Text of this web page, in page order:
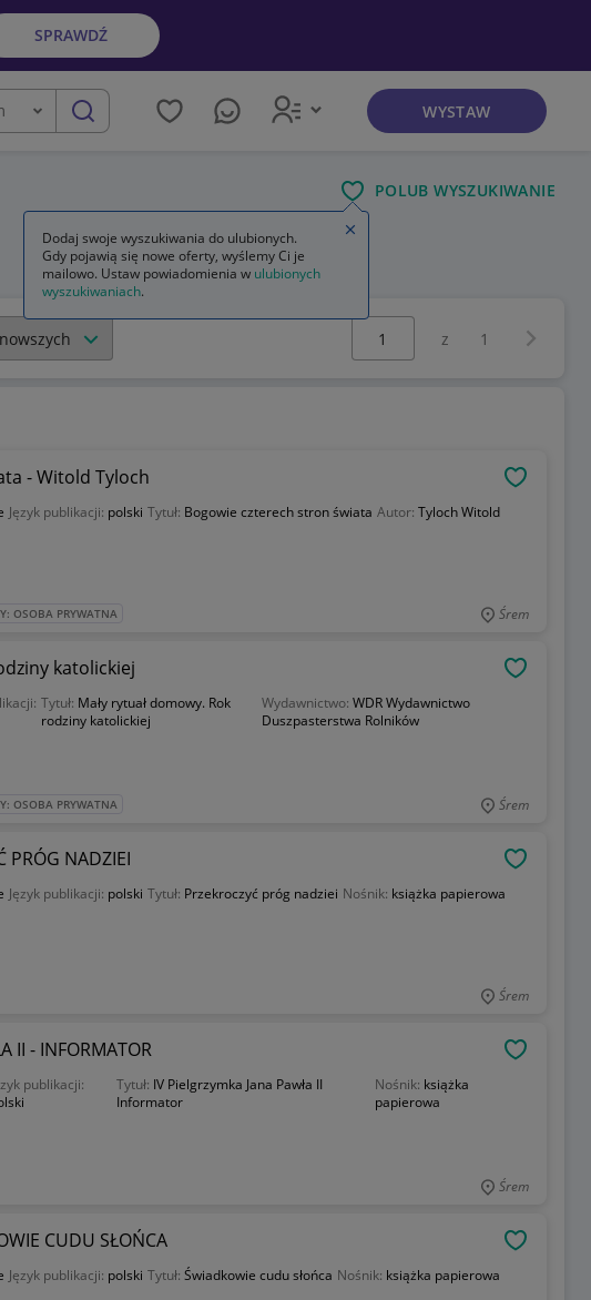
SPRAWDŹ
szukaj WYSTAW
POLUB WYSZUKIWANIE
Wybierz stronę:
z 1
- Witold Tyloch
Język publikacji: polski Tytuł: Bogowie czterech stron świata Autor: Tyloch Witold
OSOBA PRYWATNA Śrem
katolickiej
Tytuł: Mały rytuał domowy. Rok
rodziny katolickiej
Wydawnictwo: WDR Wydawnictwo
Duszpasterstwa Rolników
OSOBA PRYWATNA Śrem
PRÓG NADZIEI
Język publikacji: polski Tytuł: Przekroczyć próg nadziei Nośnik: książka papierowa
Śrem
II - INFORMATOR
publikacji:
Tytuł: IV Pielgrzymka Jana Pawła II
Informator
Nośnik: książka
papierowa
Śrem
CUDU SŁOŃCA
Język publikacji: polski Tytuł: Świadkowie cudu słońca Nośnik: książka papierowa
Dodaj swoje wyszukiwania do ulubionych.
Gdy pojawią się nowe oferty, wyślemy Ci je
mailowo. Ustaw powiadomienia w ulubionych
wyszukiwaniach.
Zamknij wskazówkę